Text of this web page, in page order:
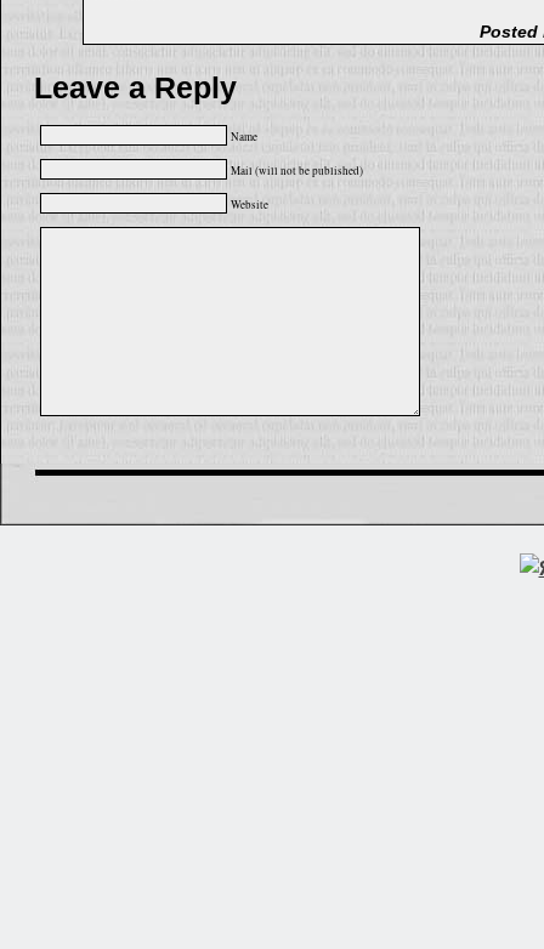
Posted
Leave a Reply
Name
Mail (will not be published)
Website